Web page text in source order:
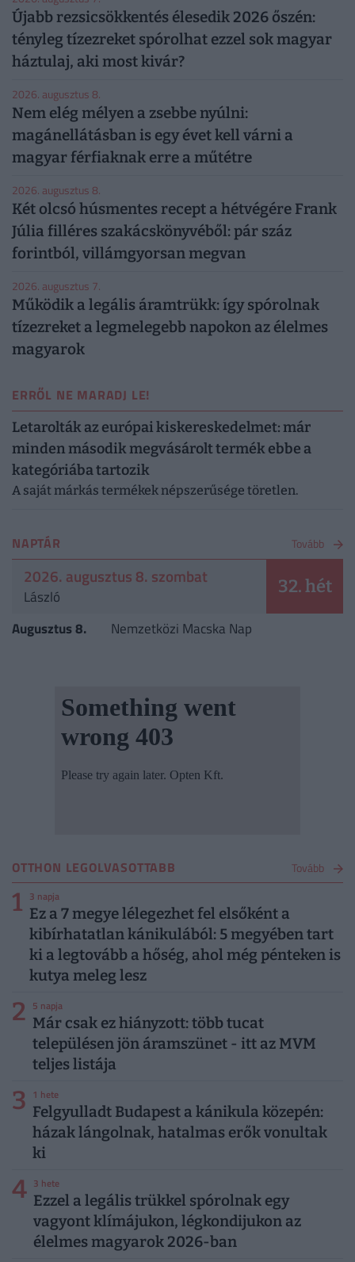
Újabb rezsicsökkentés élesedik 2026 őszén:
tényleg tízezreket spórolhat ezzel sok magyar
háztulaj, aki most kivár?
2026. augusztus 8.
Nem elég mélyen a zsebbe nyúlni:
magánellátásban is egy évet kell várni a
magyar férfiaknak erre a műtétre
2026. augusztus 8.
Két olcsó húsmentes recept a hétvégére Frank
Júlia filléres szakácskönyvéből: pár száz
forintból, villámgyorsan megvan
2026. augusztus 7.
Működik a legális áramtrükk: így spórolnak
tízezreket a legmelegebb napokon az élelmes
magyarok
ERRŐL NE MARADJ LE!
Letarolták az európai kiskereskedelmet: már
minden második megvásárolt termék ebbe a
kategóriába tartozik
A saját márkás termékek népszerűsége töretlen.
NAPTÁR Tovább
2026. augusztus 8. szombat
László 32. hét
Augusztus 8. Nemzetközi Macska Nap
OTTHON LEGOLVASOTTABB Tovább
1 3 napja
Ez a 7 megye lélegezhet fel elsőként a
kibírhatatlan kánikulából: 5 megyében tart
ki a legtovább a hőség, ahol még pénteken is
kutya meleg lesz
2 5 napja
Már csak ez hiányzott: több tucat
településen jön áramszünet - itt az MVM
teljes listája
3 1 hete
Felgyulladt Budapest a kánikula közepén:
házak lángolnak, hatalmas erők vonultak
ki
4 3 hete
Ezzel a legális trükkel spórolnak egy
vagyont klímájukon, légkondijukon az
élelmes magyarok 2026-ban